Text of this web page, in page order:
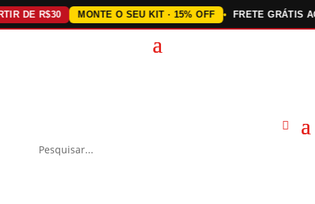
R$30 MONTE O SEU KIT · 15% OFF FRETE GRÁTIS